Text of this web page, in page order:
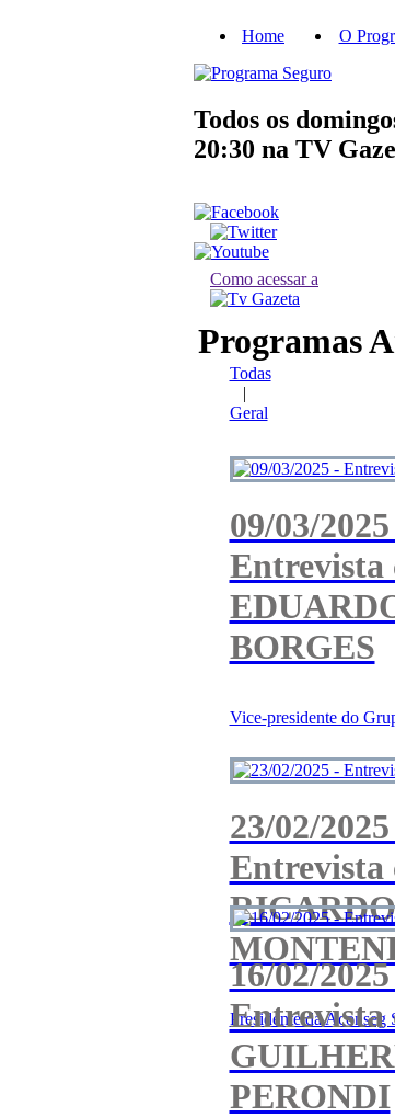
Home O
Todos os
20:30 na TV
Como acessar a
Programas
Todas
|
Geral
09/03/
Entrevista
BORGES
Vice-presidente do
23/02/
Entrevista
RICARDO
Presidente da Aconseg
16/02/
Entrevista
PERONDI